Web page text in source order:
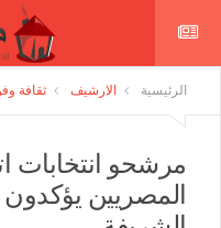
الرئيسية الارشيف ثقافة
مرشحو انتخابات
المصريين يؤكدون